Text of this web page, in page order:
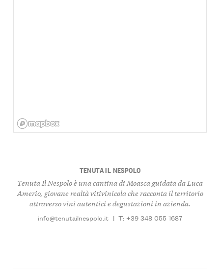
TENUTA IL NESPOLO
Tenuta Il Nespolo è una cantina di Moasca guidata da Luca
Amerio, giovane realtà vitivinicola che racconta il territorio
attraverso vini autentici e degustazioni in azienda.
info@tenutailnespolo.it | T: +39 348 055 1687